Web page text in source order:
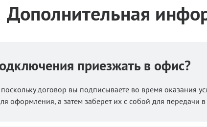
Дополнительная
приезжать в офис?
договор вы подписываете во время оказания
оформления, а затем заберет их с собой для передачи